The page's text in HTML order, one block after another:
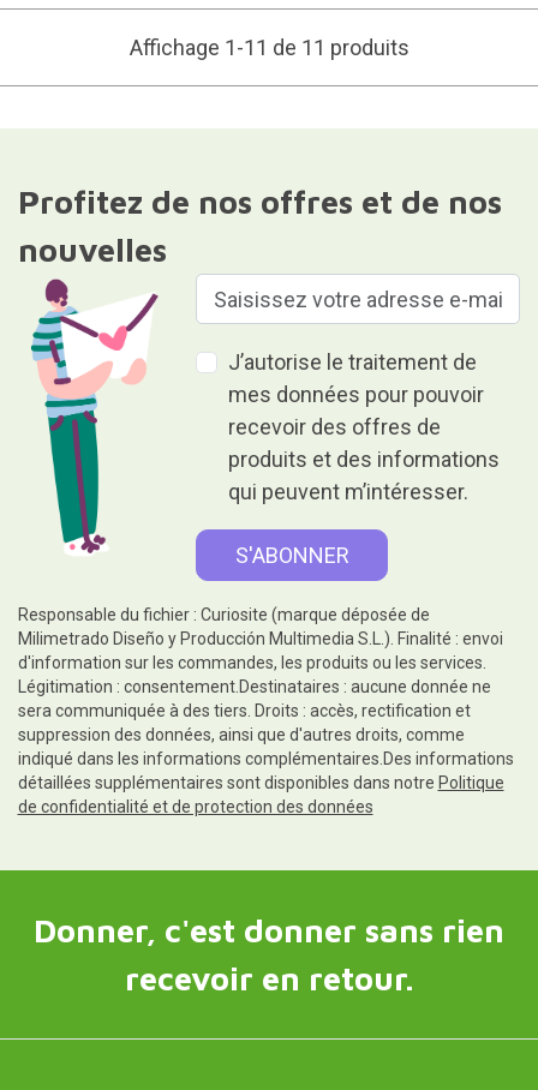
Affichage 1-11 de 11 produits
Profitez de nos offres et de nos
nouvelles
J’autorise le traitement de
mes données pour pouvoir
recevoir des offres de
produits et des informations
qui peuvent m’intéresser.
Responsable du fichier : Curiosite (marque déposée de
Milimetrado Diseño y Producción Multimedia S.L.). Finalité : envoi
d'information sur les commandes, les produits ou les services.
Légitimation : consentement.Destinataires : aucune donnée ne
sera communiquée à des tiers. Droits : accès, rectification et
suppression des données, ainsi que d'autres droits, comme
indiqué dans les informations complémentaires.Des informations
détaillées supplémentaires sont disponibles dans notre Politique
de confidentialité et de protection des données
Donner, c'est donner sans rien
recevoir en retour.